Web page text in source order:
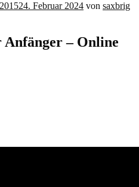
24. Februar 2024 von saxbrig
Anfänger – Online